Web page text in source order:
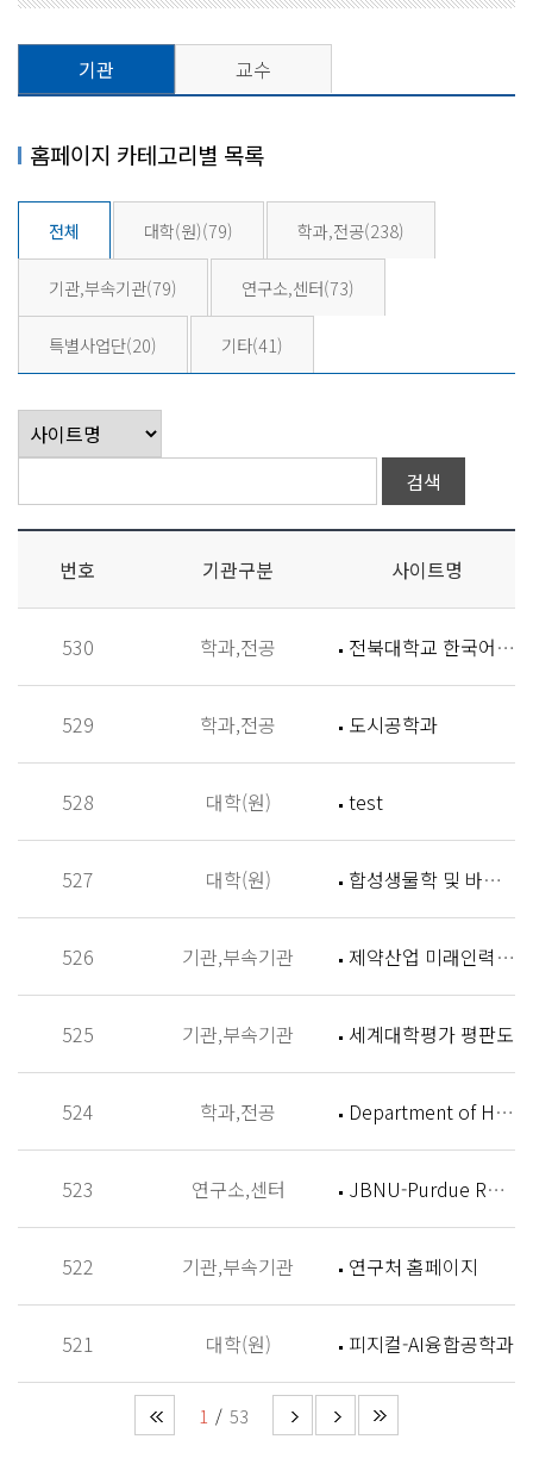
기관 교수
홈페이지 카테고리별 목록
전체 대학(원)(79) 학과,전공(238)
기관,부속기관(79) 연구소,센터(73)
특별사업단(20) 기타(41)
번호 기관구분 사이트명
530 학과,전공 전북대학교 한국어학과
529 학과,전공 도시공학과
528 대학(원) test
527 대학(원) 합성생물학 및 바이오신소재개발 연구실 (Synthetic Biology and Biomaterials Lab,SBBL)
526 기관,부속기관 제약산업 미래인력 양성센터 홈페이지
525 기관,부속기관 세계대학평가 평판도
524 학과,전공 Department of History
523 연구소,센터 JBNU-Purdue Research Institute (JPRI)
522 기관,부속기관 연구처 홈페이지
521 대학(원) 피지컬-AI융합공학과
1 53